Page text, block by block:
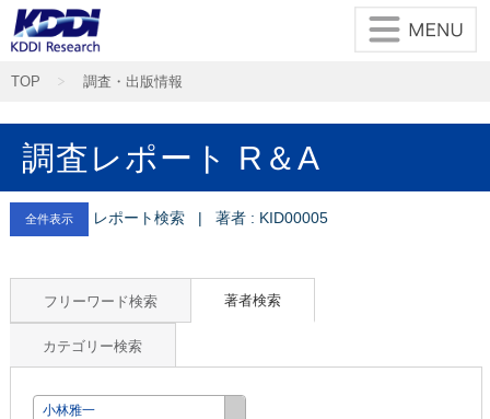
TOP 調査・出版情報
調査レポート R＆A
全件表示 レポート検索 | 著者 : KID00005
フリーワード検索 著者検索
カテゴリー検索
小林雅一